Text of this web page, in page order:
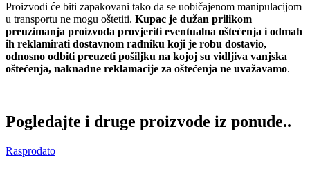
Proizvodi će biti zapakovani tako da se uobičajenom manipulacijom
u transportu ne mogu oštetiti. Kupac je dužan prilikom
preuzimanja proizvoda provjeriti eventualna oštećenja i odmah
ih reklamirati dostavnom radniku koji je robu dostavio,
odnosno odbiti preuzeti pošiljku na kojoj su vidljiva vanjska
oštećenja, naknadne reklamacije za oštećenja ne uvažavamo.
Pogledajte i druge proizvode iz ponude..
Rasprodato